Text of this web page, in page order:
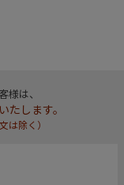
は、
します。
は除く）